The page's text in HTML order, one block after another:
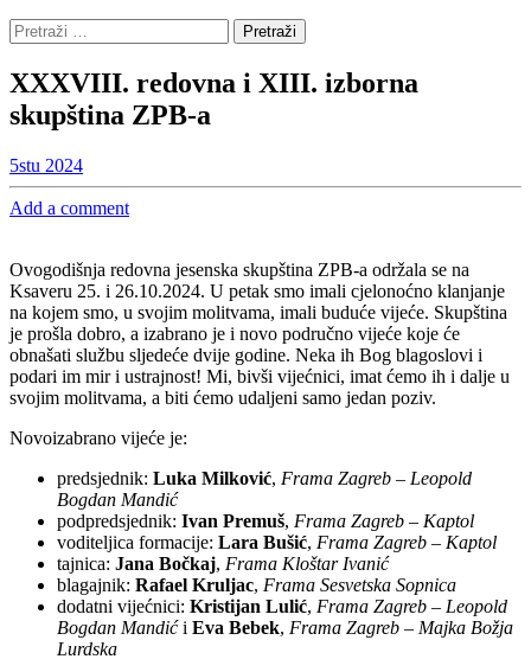
Pretraži:
XXXVIII. redovna i XIII. izborna
skupština ZPB-a
5stu 2024
Add a comment
Ovogodišnja redovna jesenska skupština ZPB-a održala se na
Ksaveru 25. i 26.10.2024. U petak smo imali cjelonoćno klanjanje
na kojem smo, u svojim molitvama, imali buduće vijeće. Skupština
je prošla dobro, a izabrano je i novo područno vijeće koje će
obnašati službu sljedeće dvije godine. Neka ih Bog blagoslovi i
podari im mir i ustrajnost! Mi, bivši vijećnici, imat ćemo ih i dalje u
svojim molitvama, a biti ćemo udaljeni samo jedan poziv.
Novoizabrano vijeće je:
predsjednik: Luka Milković, Frama Zagreb – Leopold
Bogdan Mandić
podpredsjednik: Ivan Premuš, Frama Zagreb – Kaptol
voditeljica formacije: Lara Bušić, Frama Zagreb – Kaptol
tajnica: Jana Bočkaj, Frama Kloštar Ivanić
blagajnik: Rafael Kruljac, Frama Sesvetska Sopnica
dodatni vijećnici: Kristijan Lulić, Frama Zagreb – Leopold
Bogdan Mandići Eva Bebek, Frama Zagreb – Majka Božja
Lurdska